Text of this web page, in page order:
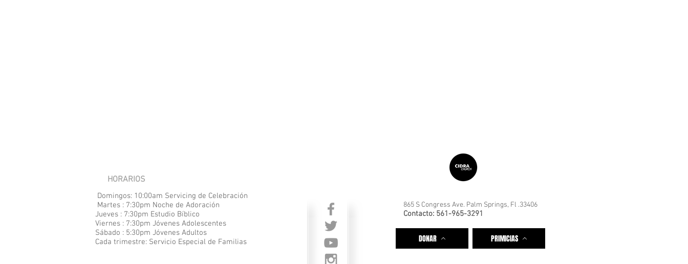
HORARIOS
Domingos: 10:00am Servicing de Celebración
Martes : 7:30pm Noche de Adoración
Jueves : 7:30pm Estudio Bíblico
Viernes : 7:30pm Jóvenes Adolescentes
Sábado : 5:30pm Jóvenes Adultos
Cada trimestre: Servicio Especial de Familias
865 S Congress Ave. Palm Springs, Fl .33406
Contacto: 561-965-3291
DONAR PRIMICIAS